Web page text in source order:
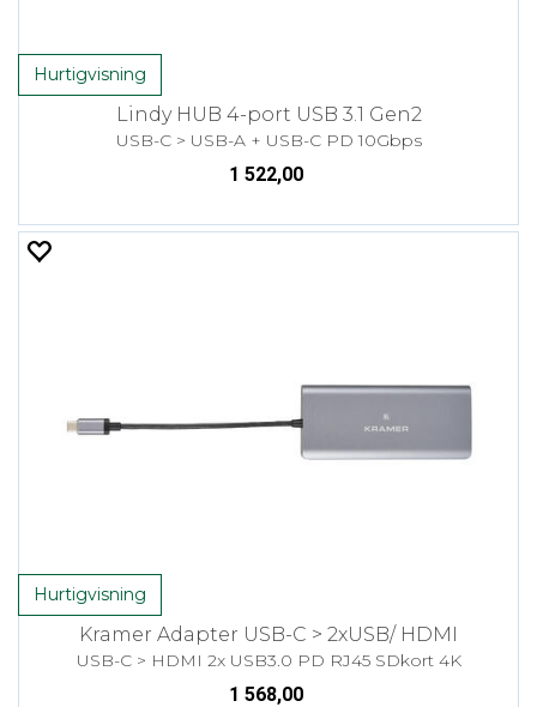
Hurtigvisning
Lindy HUB 4-port USB 3.1 Gen2
USB-C > USB-A + USB-C PD 10Gbps
1 522,00
Hurtigvisning
Kramer Adapter USB-C > 2xUSB/ HDMI
USB-C > HDMI 2x USB3.0 PD RJ45 SDkort 4K
1 568,00